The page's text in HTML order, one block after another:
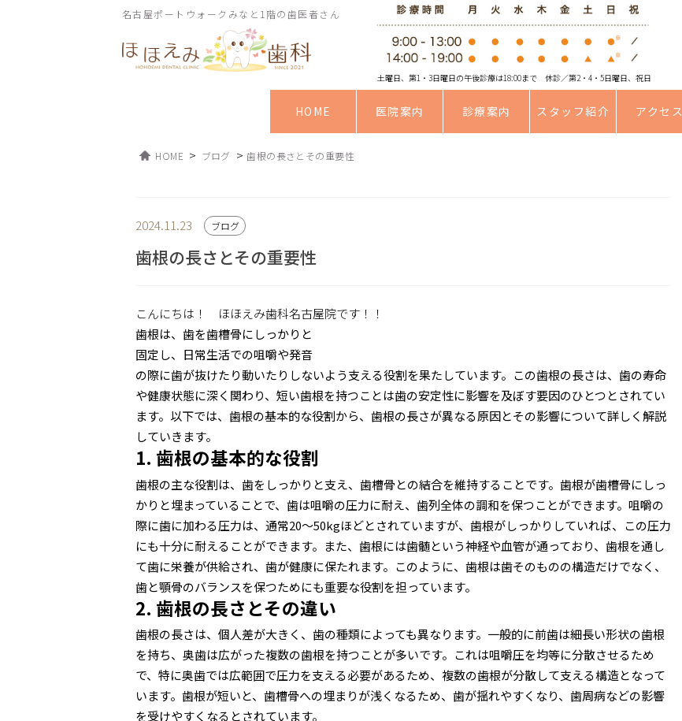
名古屋ポートウォークみなと1階の歯医者さん
土曜日、第1・3日曜日の午後診療は18:00まで 休診／第2・4・5日曜日、祝日
HOME 医院案内 診療案内 スタッフ紹介 アクセス
HOME > ブログ > 歯根の長さとその重要性
2024.11.23 ブログ
歯根の長さとその重要性
こんにちは！ ほほえみ歯科名古屋院です！！
歯根は、歯を歯槽骨にしっかりと
固定し、日常生活での咀嚼や発音
の際に歯が抜けたり動いたりしないよう支える役割を果たしています。この歯根の長さは、歯の寿命
や健康状態に深く関わり、短い歯根を持つことは歯の安定性に影響を及ぼす要因のひとつとされてい
ます。以下では、歯根の基本的な役割から、歯根の長さが異なる原因とその影響について詳しく解説
していきます。
1. 歯根の基本的な役割
歯根の主な役割は、歯をしっかりと支え、歯槽骨との結合を維持することです。歯根が歯槽骨にしっ
かりと埋まっていることで、歯は咀嚼の圧力に耐え、歯列全体の調和を保つことができます。咀嚼の
際に歯に加わる圧力は、通常20〜50kgほどとされていますが、歯根がしっかりしていれば、この圧力
にも十分に耐えることができます。また、歯根には歯髄という神経や血管が通っており、歯根を通し
て歯に栄養が供給され、歯が健康に保たれます。このように、歯根は歯そのものの構造だけでなく、
歯と顎骨のバランスを保つためにも重要な役割を担っています。
2. 歯根の長さとその違い
歯根の長さは、個人差が大きく、歯の種類によっても異なります。一般的に前歯は細長い形状の歯根
を持ち、奥歯は広がった複数の歯根を持つことが多いです。これは咀嚼圧を均等に分散させるため
で、特に奥歯では広範囲で圧力を支える必要があるため、複数の歯根が分散して支える構造となって
います。歯根が短いと、歯槽骨への埋まりが浅くなるため、歯が揺れやすくなり、歯周病などの影響
を受けやすくなるとされています。